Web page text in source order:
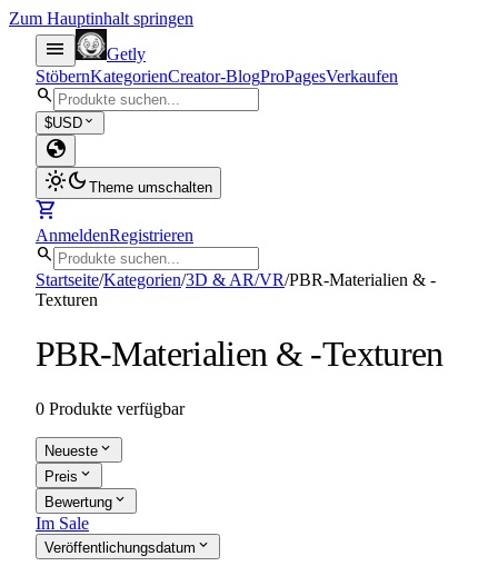
Zum Hauptinhalt springen
menu
Getly
StöbernKategorienCreator-BlogProPagesVerkaufen
search
$USD expand_more
globe
light_modedark_mode Theme umschalten
shopping_cart
AnmeldenRegistrieren
search
Startseite/Kategorien/3D & AR/VR/PBR-Materialien & -
Texturen
PBR-Materialien & -Texturen
0 Produkte verfügbar
Neueste expand_more
Preis expand_more
Bewertung expand_more
Im Sale
Veröffentlichungsdatum expand_more